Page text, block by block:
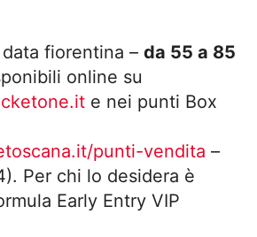
fiorentina – da 55 a 85
online su
e nei punti Box
punti-vendita –
Per chi lo desidera è
Early Entry VIP